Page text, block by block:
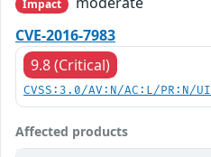
Impact
CVE-2016-7983
9.8 (Critical)
CVSS:3.0/AV:N/AC:L/PR:N/
Affected products